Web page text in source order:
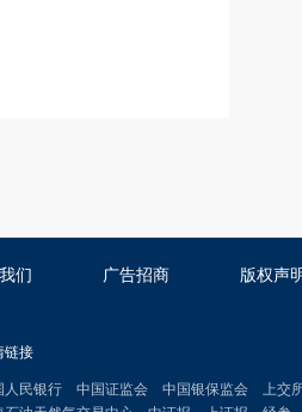
们 广告招商 版权声
链接
人民银行 中国证监会 中国银保监会 上交